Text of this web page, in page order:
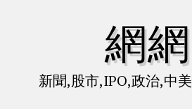
網網
新聞,股市,IPO,政治,中